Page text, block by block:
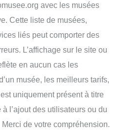
avec les musées
Cette liste de musées,
liés peut comporter des
L’affichage sur le site ou
en aucun cas les
musée, les meilleurs tarifs,
uniquement présent à titre
à l’ajout des utilisateurs ou du
de votre compréhension.